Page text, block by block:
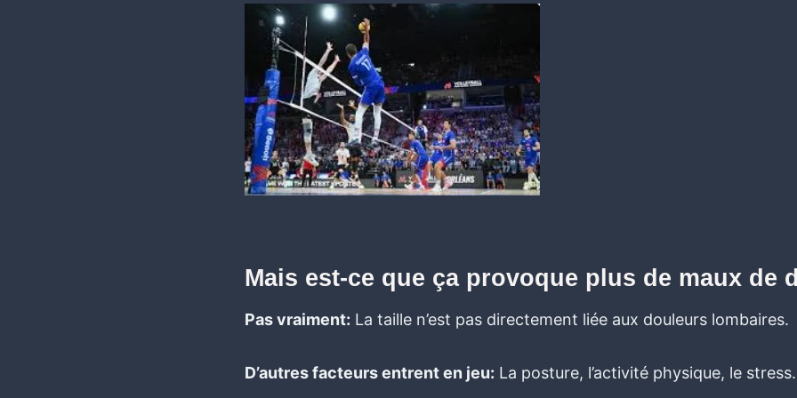
Mais est-ce que ça provoque plus de maux de
Pas vraiment: La taille n’est pas directement liée aux douleurs lombaires.
D’autres facteurs entrent en jeu: La posture, l’activité physique, le